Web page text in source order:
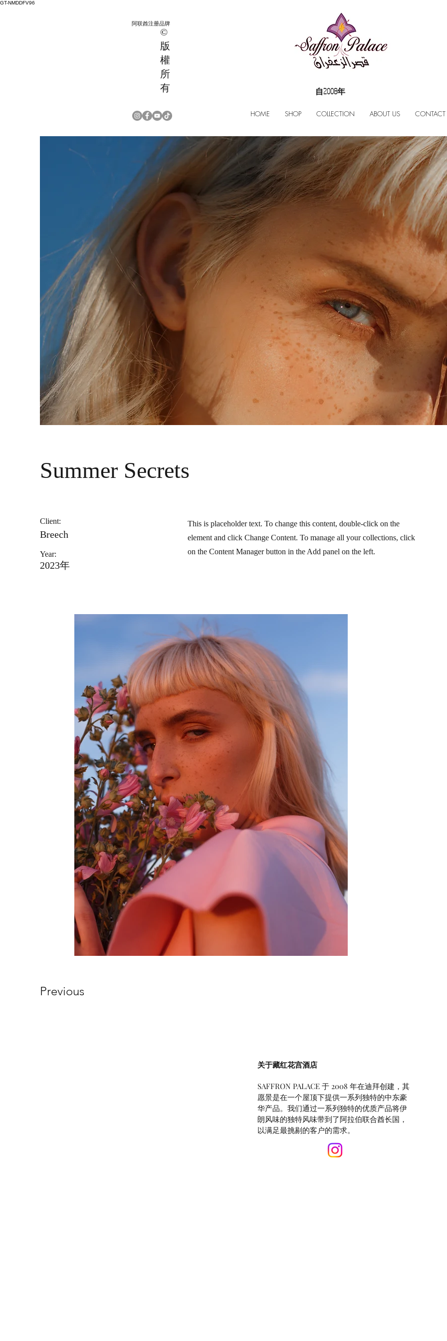
GT-NMDDFV96
阿联酋注册品牌
©
版
權
所
有
自2008年
HOME SHOP COLLECTION ABOUT US CONTACT
Summer Secrets
Client:
Breech
Year:
2023年
This is placeholder text. To change this content, double-click on the
element and click Change Content. To manage all your collections, click
on the Content Manager button in the Add panel on the left.
Previous
关于藏红花宫酒店
SAFFRON PALACE 于 2008 年在迪拜创建，其
愿景是在一个屋顶下提供一系列独特的中东豪
华产品。我们通过一系列独特的优质产品将伊
朗风味的独特风味带到了阿拉伯联合酋长国，
以满足最挑剔的客户的需求。